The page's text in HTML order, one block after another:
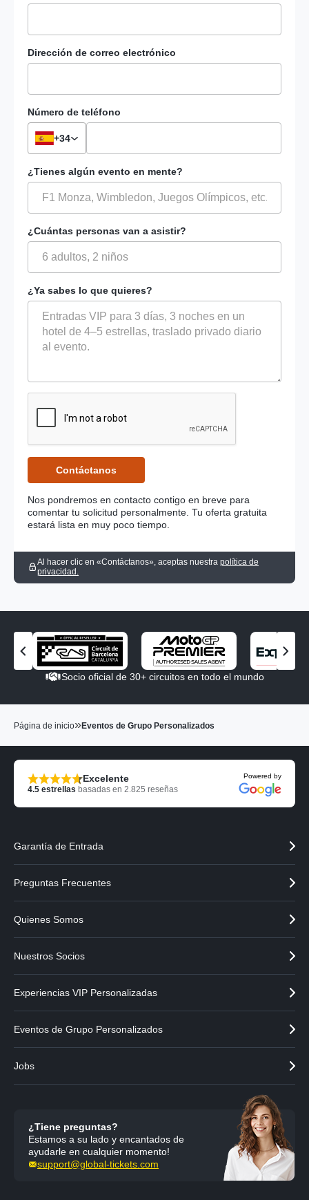
Dirección de correo electrónico
Número de teléfono
internacional
+34
¿Tienes algún evento en mente?
¿Cuántas personas van a asistir?
¿Ya sabes lo que quieres?
Nos pondremos en contacto contigo en breve para
comentar tu solicitud personalmente. Tu oferta gratuita
estará lista en muy poco tiempo.
Al hacer clic en «Contáctanos», aceptas nuestra política de
privacidad.
V
e
s
o
a
n
r
i
V
e
i
e
n
Socio oficial de 30+ circuitos en todo el mundo
Página de inicio»Eventos de Grupo Personalizados
Excelente
4.5 estrellas basadas en 2.825 reseñas
Powered by
Garantía de Entrada
Preguntas Frecuentes
Quienes Somos
Nuestros Socios
Experiencias VIP Personalizadas
Eventos de Grupo Personalizados
Jobs
¿Tiene preguntas?
Estamos a su lado y encantados de
ayudarle en cualquier momento!
support@global-tickets.com